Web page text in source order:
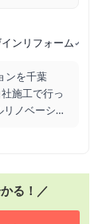
ンリフォーム
ンを千葉
施工で行っ
リノベーシ
る！／